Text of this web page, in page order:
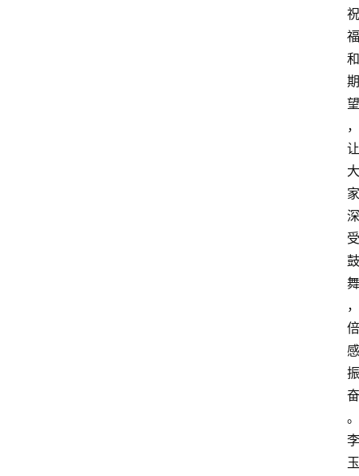
祝
福
和
期
望
，
让
大
家
深
受
鼓
舞
，
倍
感
振
奋
。
李
玉